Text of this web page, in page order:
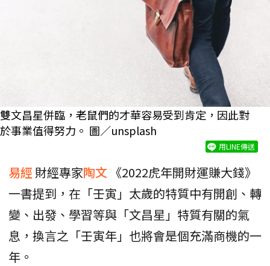
雙文昌星併臨，老鼠們的才華容易受到肯定，因此對
於事業值得努力。 圖／unsplash
用LINE傳送
易經 財經專家陶文 《2022虎年開財運賺大錢》
一書提到，在「壬寅」太歲的特質中有開創、轉
變、出發、學習等與「文昌星」特質有關的氣
息，換言之「壬寅年」也將會是個充滿商機的一
年。